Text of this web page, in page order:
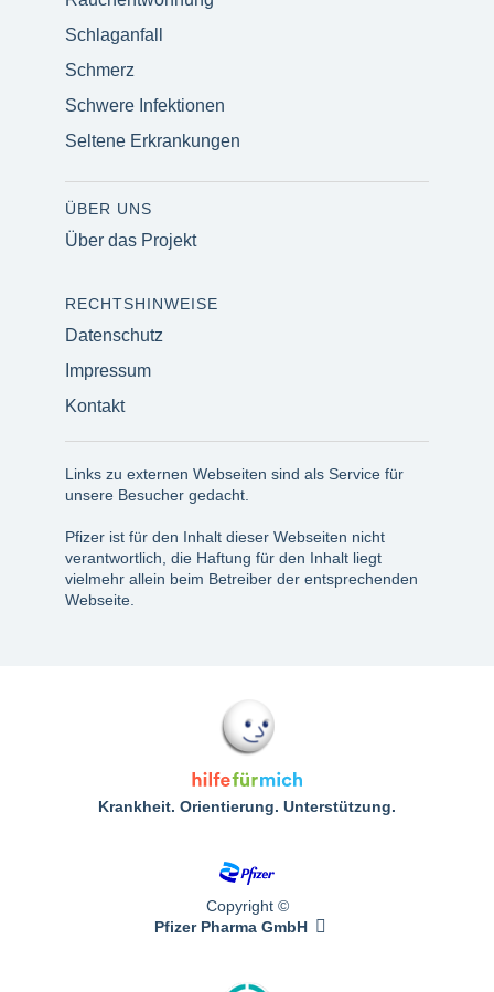
Schlaganfall
Schmerz
Schwere Infektionen
Seltene Erkrankungen
ÜBER UNS
Über das Projekt
RECHTSHINWEISE
Datenschutz
Impressum
Kontakt
Links zu externen Webseiten sind als Service für
unsere Besucher gedacht.
Pfizer ist für den Inhalt dieser Webseiten nicht
verantwortlich, die Haftung für den Inhalt liegt
vielmehr allein beim Betreiber der entsprechenden
Webseite.
Krankheit. Orientierung. Unterstützung.
Copyright ©
Pfizer Pharma GmbH